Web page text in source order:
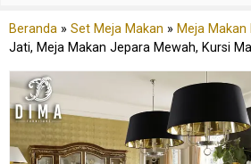
Beranda » Set Meja Makan » Meja Makan
Jati, Meja Makan Jepara Mewah, Kursi